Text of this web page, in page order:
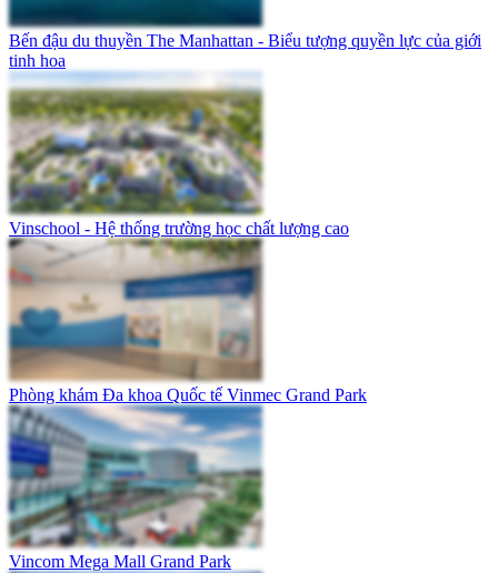
Bến đậu du thuyền The Manhattan - Biểu tượng quyền lực của giới
tinh hoa
Vinschool - Hệ thống trường học chất lượng cao
Phòng khám Đa khoa Quốc tế Vinmec Grand Park
Vincom Mega Mall Grand Park